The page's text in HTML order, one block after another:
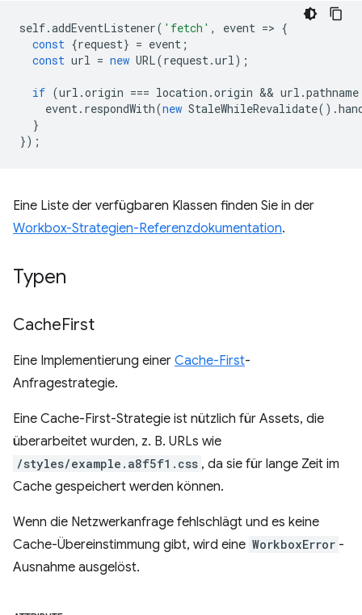
self.addEventListener( 'fetch' , event => {
const {request} = event ;
const url = new URL(request .url );
if (url .origin === location .origin && url .pathname
event . respondWith(new StaleWhileRevalidate().
}
});
Eine Liste der verfügbaren Klassen finden Sie in der
Workbox-Strategien-Referenzdokumentation.
Typen
CacheFirst
Eine Implementierung einer Cache-First-
Anfragestrategie.
Eine Cache-First-Strategie ist nützlich für Assets, die
überarbeitet wurden, z. B. URLs wie
/styles/example.a8f5f1.css , da sie für lange Zeit im
Cache gespeichert werden können.
Wenn die Netzwerkanfrage fehlschlägt und es keine
Cache-Übereinstimmung gibt, wird eine WorkboxError -
Ausnahme ausgelöst.